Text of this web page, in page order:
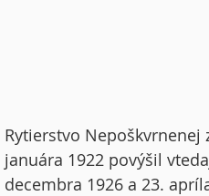
Rytierstvo Nepoškvrnenej
januára 1922 povýšil
decembra 1926 a 23.